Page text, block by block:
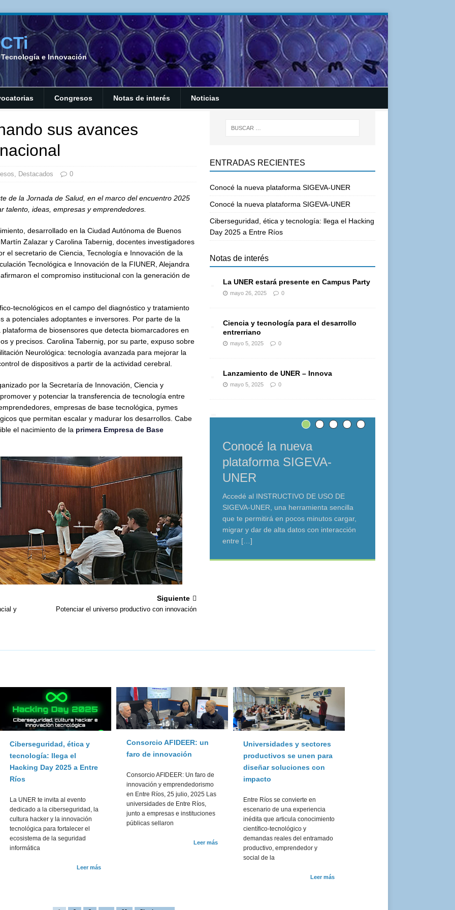
e Innovación
Congresos Notas de interés Noticias
sus avances
Destacados 0
de la Jornada de Salud, en el marco del encuentro 2025
talento, ideas, empresas y emprendedores.
desarrollado en la Ciudad Autónoma de Buenos
Zalazar y Carolina Tabernig, docentes investigadores
el secretario de Ciencia, Tecnología e Innovación de la
Tecnológica e Innovación de la FIUNER, Alejandra
el compromiso institucional con la generación de
tecnológicos en el campo del diagnóstico y tratamiento
a potenciales adoptantes e inversores. Por parte de la
de biosensores que detecta biomarcadores en
y precisos. Carolina Tabernig, por su parte, expuso sobre
Neurológica: tecnología avanzada para mejorar la
de dispositivos a partir de la actividad cerebral.
por la Secretaría de Innovación, Ciencia y
y potenciar la transferencia de tecnología entre
empresas de base tecnológica, pymes
que permitan escalar y madurar los desarrollos. Cabe
el nacimiento de la primera Empresa de Base
y
Siguiente
Potenciar el universo productivo con innovación
ENTRADAS RECIENTES
Conocé la nueva plataforma SIGEVA-UNER
Conocé la nueva plataforma SIGEVA-UNER
Ciberseguridad, ética y tecnología: llega el Hacking
Day 2025 a Entre Ríos
Notas de interés
La UNER estará presente en Campus Party
mayo 26, 2025 0
Ciencia y tecnología para el desarrollo
entrerriano
mayo 5, 2025 0
Lanzamiento de UNER – Innova
mayo 5, 2025 0
Conocé la nueva
plataforma SIGEVA-
UNER
Accedé al INSTRUCTIVO DE USO DE
SIGEVA-UNER, una herramienta sencilla
que te permitirá en pocos minutos cargar,
migrar y dar de alta datos con interacción
entre […]
Ciberseguridad, ética y
tecnología: llega el
Hacking Day 2025 a Entre
Ríos
La UNER te invita al evento
dedicado a la ciberseguridad, la
cultura hacker y la innovación
tecnológica para fortalecer el
ecosistema de la seguridad
informática
Leer más
Consorcio AFIDEER: un
faro de innovación
Consorcio AFIDEER: Un faro de
innovación y emprendedorismo
en Entre Ríos, 25 julio, 2025 Las
universidades de Entre Ríos,
junto a empresas e instituciones
públicas sellaron
Leer más
Universidades y sectores
productivos se unen para
diseñar soluciones con
impacto
Entre Ríos se convierte en
escenario de una experiencia
inédita que articula conocimiento
científico-tecnológico y
demandas reales del entramado
productivo, emprendedor y
social de la
Leer más